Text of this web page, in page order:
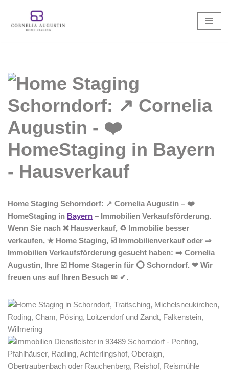
Zum
Home Staging Schorndorf: ↗️ Cornelia Augustin – ❤️
HomeStaging in Bayern – Immobilien Verkaufsförderung.
Wenn Sie nach ❌ Hausverkauf, ♻ Immobilie besser
verkaufen, ★ Home Staging, ☑️ Immobilienverkauf oder ⇒
Immobilien Verkaufsförderung gesucht haben: ➡️ Cornelia
Augustin, Ihre ☑️ Home Stagerin für ⭕ Schorndorf. ❤ Wir
freuen uns auf Ihren Besuch ✉ ✔.